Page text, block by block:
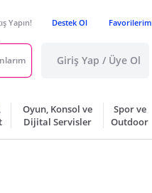
Yapın! Destek Ol Favorilerim
Giriş Yap / Üye Ol
Oyun, Konsol ve
Dijital Servisler
Spor ve
Outdoor